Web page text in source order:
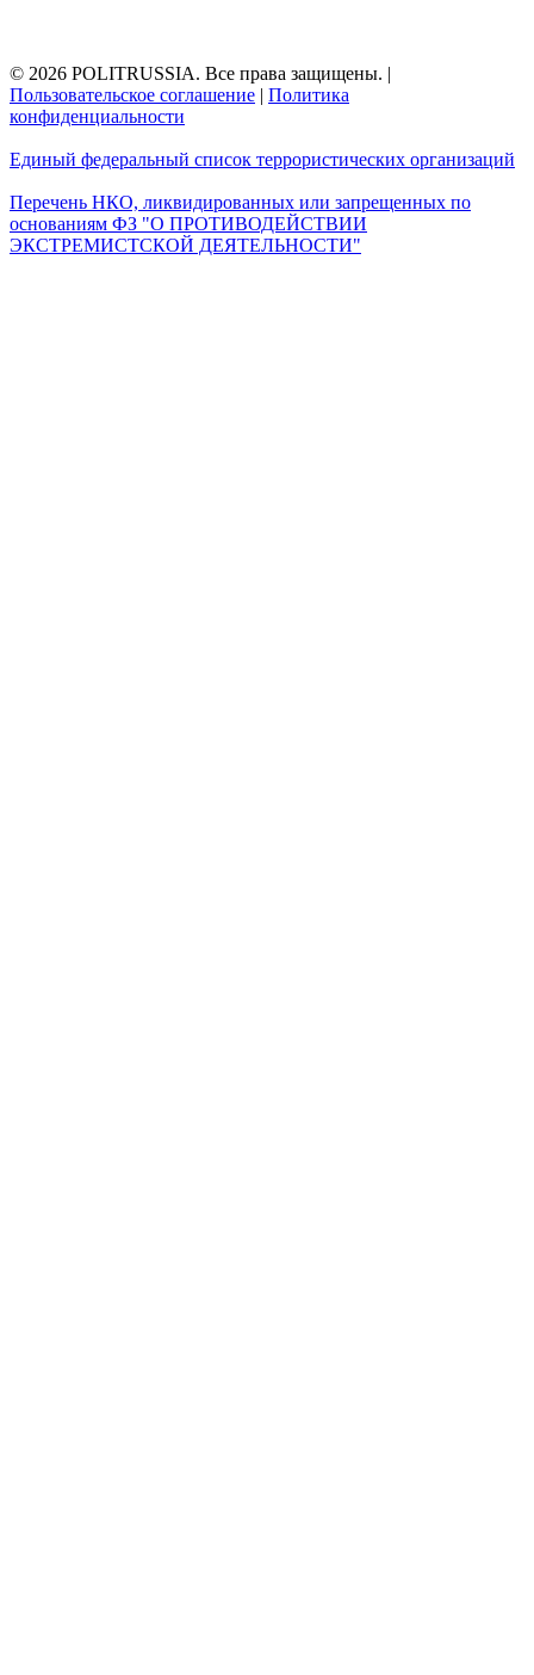
© 2026 POLITRUSSIA. Все права защищены. |
Пользовательское соглашение | Политика
конфиденциальности
Единый федеральный список террористических организаций
Перечень НКО, ликвидированных или запрещенных по
основаниям ФЗ "О ПРОТИВОДЕЙСТВИИ
ЭКСТРЕМИСТСКОЙ ДЕЯТЕЛЬНОСТИ"